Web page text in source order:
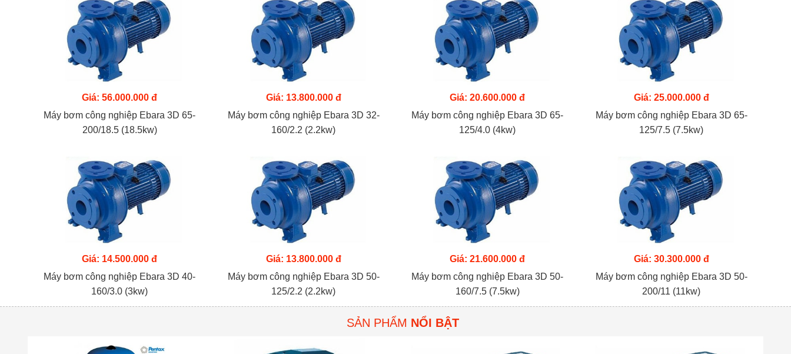
Giá: 56.000.000 đ
Máy bơm công nghiệp Ebara 3D 65-
200/18.5 (18.5kw)
Giá: 13.800.000 đ
Máy bơm công nghiệp Ebara 3D 32-
160/2.2 (2.2kw)
Giá: 20.600.000 đ
Máy bơm công nghiệp Ebara 3D 65-
125/4.0 (4kw)
Giá: 25.000.000 đ
Máy bơm công nghiệp Ebara 3D 65-
125/7.5 (7.5kw)
Giá: 14.500.000 đ
Máy bơm công nghiệp Ebara 3D 40-
160/3.0 (3kw)
Giá: 13.800.000 đ
Máy bơm công nghiệp Ebara 3D 50-
125/2.2 (2.2kw)
Giá: 21.600.000 đ
Máy bơm công nghiệp Ebara 3D 50-
160/7.5 (7.5kw)
Giá: 30.300.000 đ
Máy bơm công nghiệp Ebara 3D 50-
200/11 (11kw)
SẢN PHẨM NỔI BẬT